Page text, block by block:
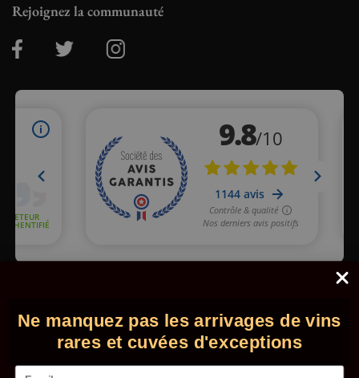
Rejoignez la communauté
© 2026 - Comptoir des Millésimes. Tous droits réservés.•
Mentions légales
CGV
Ne manquez pas les arrivages de vins
rares et cuvées d'exceptions
Email